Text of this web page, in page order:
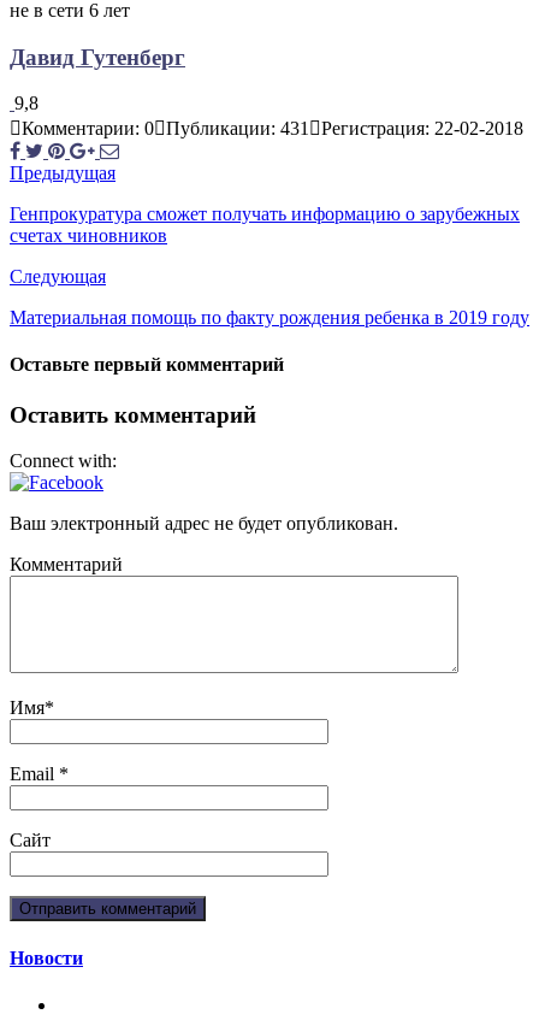
не в сети 6 лет
Давид Гутенберг
9,8
Комментарии: 0 Публикации: 431 Регистрация: 22-02-2018
Предыдущая
Генпрокуратура сможет получать информацию о зарубежных
счетах чиновников
Следующая
Материальная помощь по факту рождения ребенка в 2019 году
Оставьте первый комментарий
Оставить комментарий
Connect with:
Ваш электронный адрес не будет опубликован.
Комментарий
Имя*
Email *
Сайт
Новости